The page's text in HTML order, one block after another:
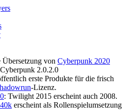
Übersetzung von Cyberpunk 2020
2.0.2.0
erste Produkte für die frisch
-Lizenz.
: Twilight 2015 erscheint auch 2008.
erscheint als Rollenspielumsetzung